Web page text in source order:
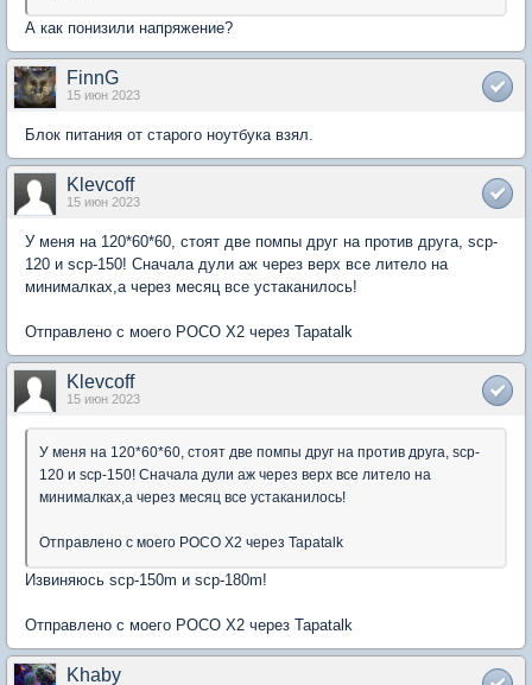
А как понизили напряжение?
FinnG
15 июн 2023
Блок питания от старого ноутбука взял.
Klevcoff
15 июн 2023
У меня на 120*60*60, стоят две помпы друг на против друга, scp-
120 и scp-150! Сначала дули аж через верх все литело на
минималках,а через месяц все устаканилось!
Отправлено с моего POCO X2 через Tapatalk
Klevcoff
15 июн 2023
У меня на 120*60*60, стоят две помпы друг на против друга, scp-
120 и scp-150! Сначала дули аж через верх все литело на
минималках,а через месяц все устаканилось!
Отправлено с моего POCO X2 через Tapatalk
Извиняюсь scp-150m и scp-180m!
Отправлено с моего POCO X2 через Tapatalk
Khaby